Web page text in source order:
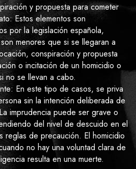
y propuesta para cometer
Estos elementos son
por la legislación española,
menores que si se llegaran a
conspiración y propuesta
o incitación de un homicidio o
no se llevan a cabo.
En este tipo de casos, se priva
sin la intención deliberada de
imprudencia puede ser grave o
del nivel de descuido en el
reglas de precaución. El homicidio
no hay una voluntad clara de
resulta en una muerte.